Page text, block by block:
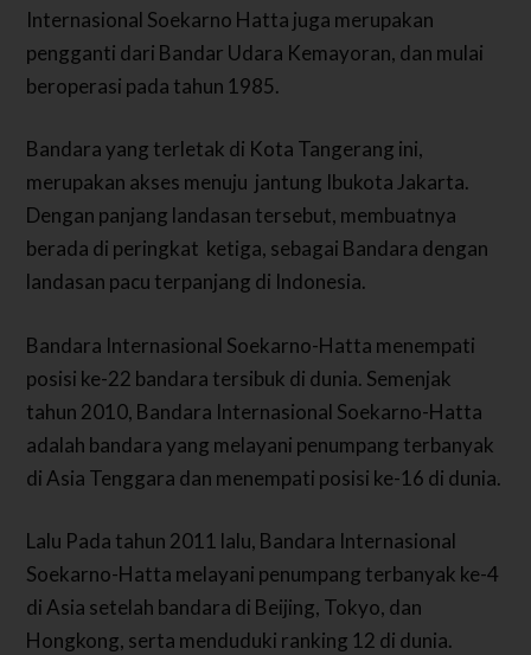
Internasional Soekarno Hatta juga merupakan
pengganti dari Bandar Udara Kemayoran, dan mulai
beroperasi pada tahun 1985.
Bandara yang terletak di Kota Tangerang ini,
merupakan akses menuju jantung Ibukota Jakarta.
Dengan panjang landasan tersebut, membuatnya
berada di peringkat ketiga, sebagai Bandara dengan
landasan pacu terpanjang di Indonesia.
Bandara Internasional Soekarno-Hatta menempati
posisi ke-22 bandara tersibuk di dunia. Semenjak
tahun 2010, Bandara Internasional Soekarno-Hatta
adalah bandara yang melayani penumpang terbanyak
di Asia Tenggara dan menempati posisi ke-16 di dunia.
Lalu Pada tahun 2011 lalu, Bandara Internasional
Soekarno-Hatta melayani penumpang terbanyak ke-4
di Asia setelah bandara di Beijing, Tokyo, dan
Hongkong, serta menduduki ranking 12 di dunia.